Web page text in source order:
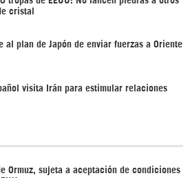
cristal
al plan de Japón de enviar fuerzas a Oriente
visita Irán para estimular relaciones
Ormuz, sujeta a aceptación de condiciones